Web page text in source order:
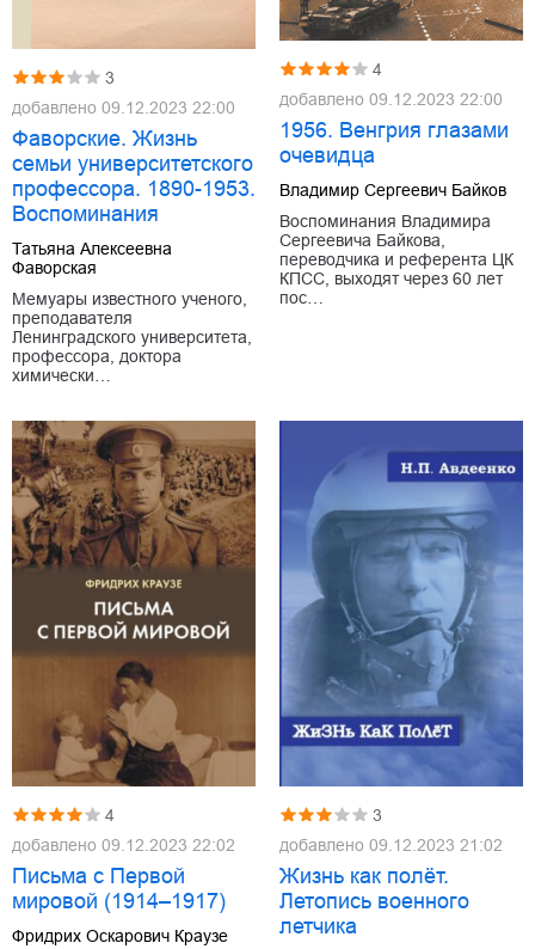
3
добавлено 09.12.2023 22:00
Фаворские. Жизнь
семьи университетского
профессора. 1890-1953.
Воспоминания
Татьяна Алексеевна
Фаворская
Мемуары известного ученого,
преподавателя
Ленинградского университета,
профессора, доктора
химически…
4
добавлено 09.12.2023 22:00
1956. Венгрия глазами
очевидца
Владимир Сергеевич Байков
Воспоминания Владимира
Сергеевича Байкова,
переводчика и референта ЦК
КПСС, выходят через 60 лет
пос…
4
добавлено 09.12.2023 22:02
Письма с Первой
мировой (1914–1917)
Фридрих Оскарович Краузе
3
добавлено 09.12.2023 21:02
Жизнь как полёт.
Летопись военного
летчика